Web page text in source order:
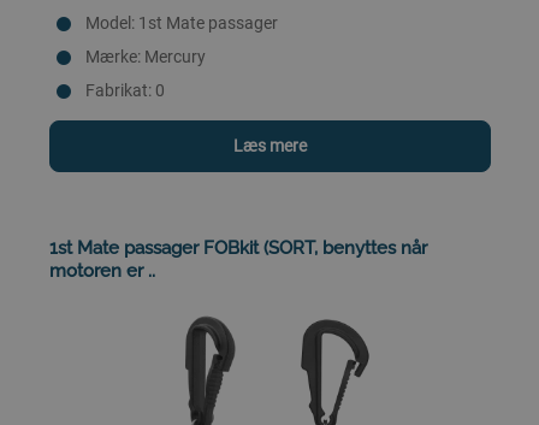
Model: 1st Mate passager
Mærke: Mercury
Fabrikat: 0
Læs mere
1st Mate passager FOBkit (SORT, benyttes når
motoren er ..